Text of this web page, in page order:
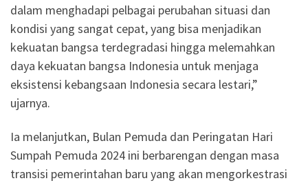
dalam menghadapi pelbagai perubahan situasi dan
kondisi yang sangat cepat, yang bisa menjadikan
kekuatan bangsa terdegradasi hingga melemahkan
daya kekuatan bangsa Indonesia untuk menjaga
eksistensi kebangsaan Indonesia secara lestari,”
ujarnya.
Ia melanjutkan, Bulan Pemuda dan Peringatan Hari
Sumpah Pemuda 2024 ini berbarengan dengan masa
transisi pemerintahan baru yang akan mengorkestrasi